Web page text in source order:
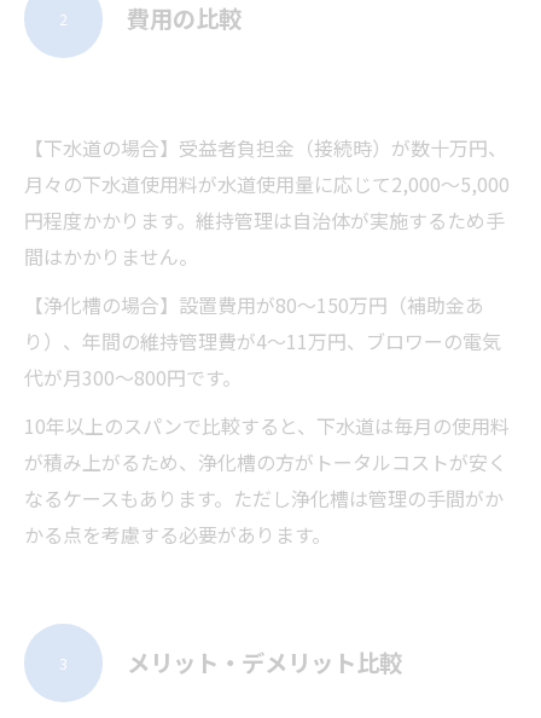
費用の比較
2
【下水道の場合】受益者負担金（接続時）が数十万円、
月々の下水道使用料が水道使用量に応じて2,000〜5,000
円程度かかります。維持管理は自治体が実施するため手
間はかかりません。
【浄化槽の場合】設置費用が80〜150万円（補助金あ
り）、年間の維持管理費が4〜11万円、ブロワーの電気
代が月300〜800円です。
10年以上のスパンで比較すると、下水道は毎月の使用料
が積み上がるため、浄化槽の方がトータルコストが安く
なるケースもあります。ただし浄化槽は管理の手間がか
かる点を考慮する必要があります。
メリット・デメリット比較
3